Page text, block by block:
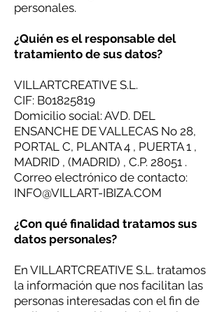
personales.
¿Quién es el responsable del
tratamiento de sus datos?
VILLARTCREATIVE S.L.
CIF: B01825819
Domicilio social: AVD. DEL
ENSANCHE DE VALLECAS No 28,
PORTAL C, PLANTA 4 , PUERTA 1 ,
MADRID , (MADRID) , C.P. 28051 .
Correo electrónico de contacto:
INFO@VILLART-IBIZA.COM
¿Con qué finalidad tratamos sus
datos personales?
En VILLARTCREATIVE S.L. tratamos
la información que nos facilitan las
personas interesadas con el fin de